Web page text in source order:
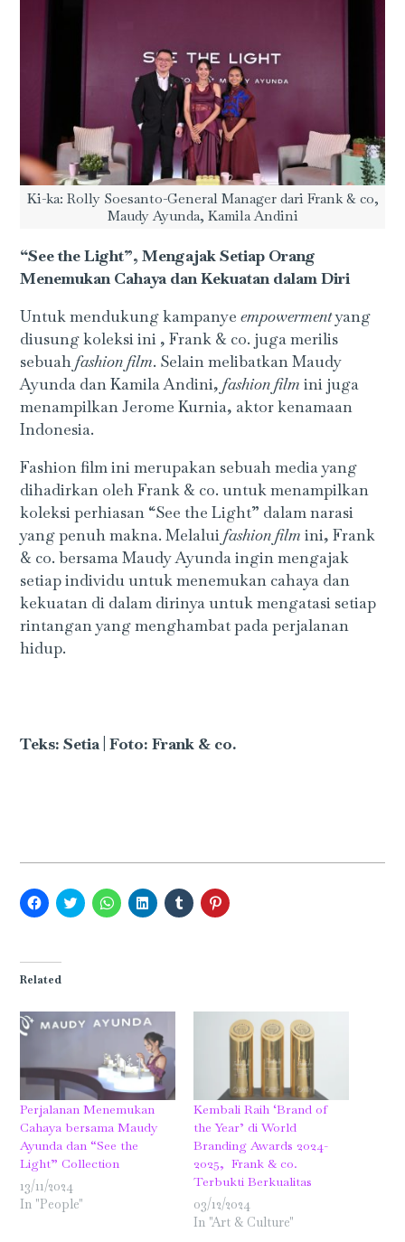
Ki-ka: Rolly Soesanto-General Manager dari Frank & co,
Maudy Ayunda, Kamila Andini
“See the Light”, Mengajak Setiap Orang
Menemukan Cahaya dan Kekuatan dalam Diri
Untuk mendukung kampanyeempowermentyang
diusung koleksi ini , Frank & co. juga merilis
sebuahfashion film. Selain melibatkan Maudy
Ayunda dan Kamila Andini,fashion filmini juga
menampilkan Jerome Kurnia, aktor kenamaan
Indonesia.
Fashion film ini merupakan sebuah media yang
dihadirkan oleh Frank & co. untuk menampilkan
koleksi perhiasan “See the Light” dalam narasi
yang penuh makna. Melaluifashion filmini, Frank
& co. bersama Maudy Ayunda ingin mengajak
setiap individu untuk menemukan cahaya dan
kekuatan di dalam dirinya untuk mengatasi setiap
rintangan yang menghambat pada perjalanan
hidup.
Teks: Setia | Foto: Frank & co.
Click
to
(Opens
new
Click
to
Click
to
Click
to
Click
to
Click
to
Related
Perjalanan Menemukan
Cahaya bersama Maudy
Ayunda dan “See the
Light” Collection
13/11/2024
In "People"
Kembali Raih ‘Brand of
the Year’ di World
Branding Awards 2024-
2025, Frank & co.
Terbukti Berkualitas
03/12/2024
In "Art & Culture"